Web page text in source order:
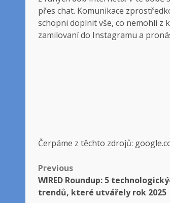
přes chat. Komunikace
schopni doplnit vše, co nemohli z
zamilovaní do Instagramu a
Čerpáme z těchto zdrojů:
Post
navigation
Previous
WIRED Roundup: 5
trendů, které utvářely rok 2025